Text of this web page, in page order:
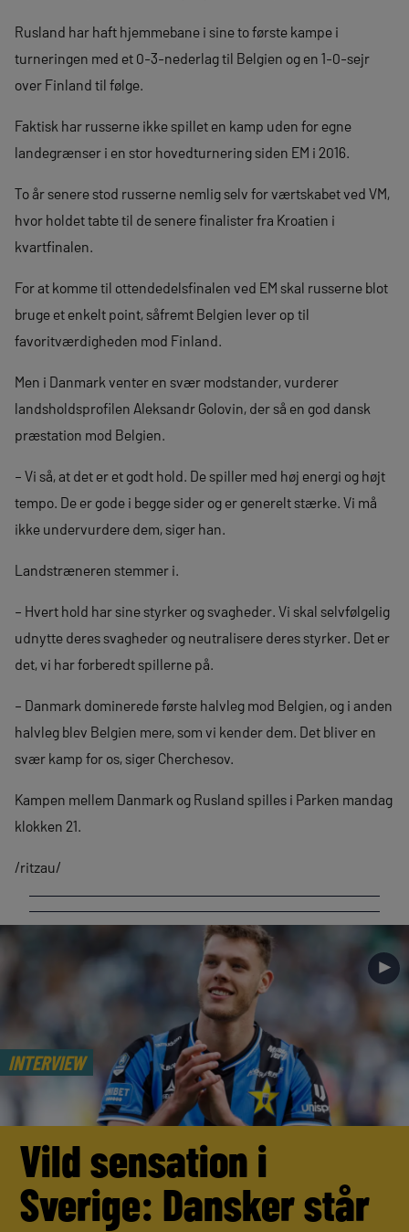
Rusland har haft hjemmebane i sine to første kampe i
turneringen med et 0-3-nederlag til Belgien og en 1-0-sejr
over Finland til følge.
Faktisk har russerne ikke spillet en kamp uden for egne
landegrænser i en stor hovedturnering siden EM i 2016.
To år senere stod russerne nemlig selv for værtskabet ved VM,
hvor holdet tabte til de senere finalister fra Kroatien i
kvartfinalen.
For at komme til ottendedelsfinalen ved EM skal russerne blot
bruge et enkelt point, såfremt Belgien lever op til
favoritværdigheden mod Finland.
Men i Danmark venter en svær modstander, vurderer
landsholdsprofilen Aleksandr Golovin, der så en god dansk
præstation mod Belgien.
– Vi så, at det er et godt hold. De spiller med høj energi og højt
tempo. De er gode i begge sider og er generelt stærke. Vi må
ikke undervurdere dem, siger han.
Landstræneren stemmer i.
– Hvert hold har sine styrker og svagheder. Vi skal selvfølgelig
udnytte deres svagheder og neutralisere deres styrker. Det er
det, vi har forberedt spillerne på.
– Danmark dominerede første halvleg mod Belgien, og i anden
halvleg blev Belgien mere, som vi kender dem. Det bliver en
svær kamp for os, siger Cherchesov.
Kampen mellem Danmark og Rusland spilles i Parken mandag
klokken 21.
/ritzau/
INTERVIEW
►
Vild sensation i
Sverige: Dansker står